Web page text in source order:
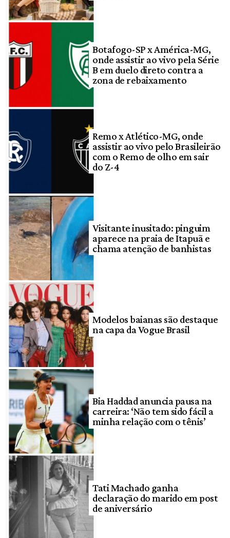
Botafogo-SP x América-MG,
onde assistir ao vivo pela Série
B em duelo direto contra a
zona de rebaixamento
Remo x Atlético-MG, onde
assistir ao vivo pelo Brasileirão
com o Remo de olho em sair
do Z-4
Visitante inusitado: pinguim
aparece na praia de Itapuã e
chama atenção de banhistas
Modelos baianas são destaque
na capa da Vogue Brasil
Bia Haddad anuncia pausa na
carreira: ‘Não tem sido fácil a
minha relação com o tênis’
Tati Machado ganha
declaração do marido em post
de aniversário